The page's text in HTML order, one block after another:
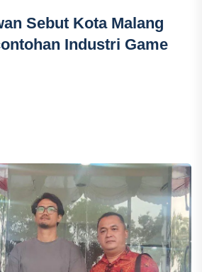
Sebut Kota Malang
Industri Game